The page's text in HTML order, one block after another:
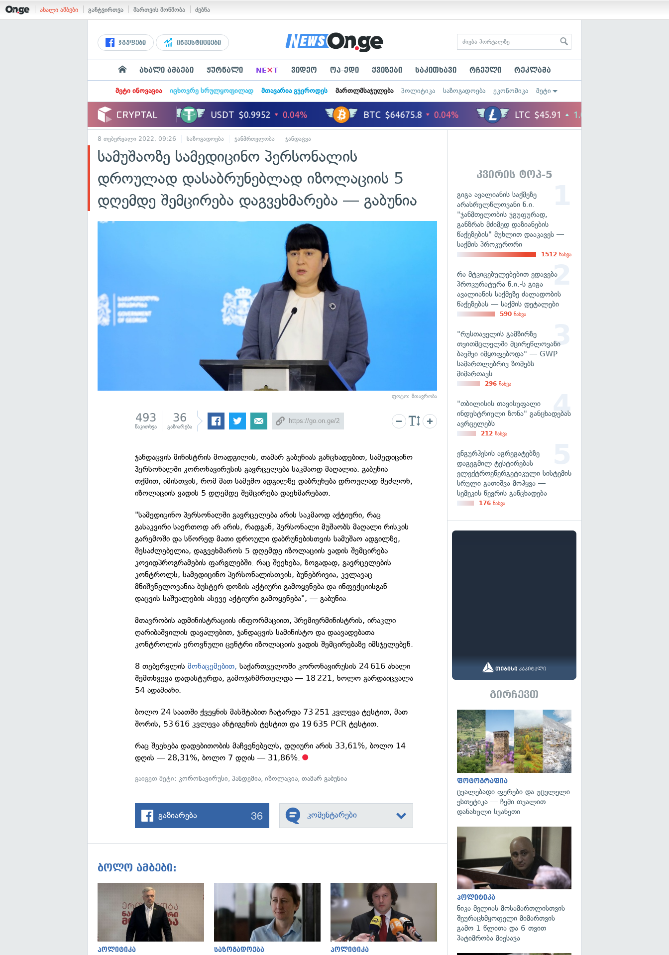
ახალი ამბები განტვირთვა მართვის მოწმობა ძებნა
ჯგუფები ინვესტიციები
ახალი ამბები ჟურნალი NE×T ვიდეო ოპ-ედი ქვიზები საკითხავი რჩეული რეკლამა
მეტი ინოვაცია იცხოვრე სრულყოფილად მთავარია გჯეროდეს მართლმსაჯულება პოლიტიკა საზოგადოება ეკონომიკა მეტი
8 თებერვალი 2022, 09:26 საზოგადოება ჯანმრთელობა ჯანდაცვა
სამუშაოზე სამედიცინო პერსონალის
დროულად დასაბრუნებლად იზოლაციის 5
დღემდე შემცირება დაგვეხმარება — გაბუნია
ფოტო: მთავრობა
493
წაკითხვა
36
გაზიარება
ჯანდაცვის მინისტრის მოადგილის, თამარ გაბუნიას განცხადებით, სამედიცინო
პერსონალში კორონავირუსის გავრცელება საკმაოდ მაღალია. გაბუნია
თქმით, იმისთვის, რომ მათ სამუშო ადგილზე დაბრუნება დროულად შეძლონ,
იზოლაციის ვადის 5 დღემდე შემცირება დაეხმარებათ.
"სამედიცინო პერსონალში გავრცელება არის საკმაოდ აქტიური, რაც
გასაკვირი საერთოდ არ არის, რადგან, პერსონალი მუშაობს მაღალი რისკის
გარემოში და სწორედ მათი დროული დაბრუნებისთვის სამუშაო ადგილზე,
შესაძლებელია, დაგვეხმაროს 5 დღემდე იზოლაციის ვადის შემცირება
კოვიდპროგრამების ფარგლებში. რაც შეეხება, ზოგადად, გავრცელების
კონტროლს, სამედიცინო პერსონალისთვის, ბუნებრივია, კვლავაც
მნიშვნელოვანია ბუსტერ დოზის აქტიური გამოყენება და ინფექციისგან
დაცვის საშუალების ასევე აქტიური გამოყენება", — გაბუნია.
მთავრობის ადმინისტრაციის ინფორმაციით, პრემიერმინისტრის, ირაკლი
ღარიბაშვილის დავალებით, ჯანდაცვის სამინისტო და დაავადებათა
კონტროლის ეროვნული ცენტრი იზოლაციის ვადის შემცირებაზე იმსჯელებენ.
8 თებერვლისმონაცემებით, საქართველოში კორონავირუსის 24 616 ახალი
შემთხვევა დადასტურდა, გამოჯანმრთელდა — 18 221, ხოლო გარდაიცვალა
54 ადამიანი.
ბოლო 24 საათში ქვეყნის მასშტაბით ჩატარდა 73 251 კვლევა ტესტით, მათ
შორის, 53 616 კვლევა ანტიგენის ტესტით და 19 635 PCR ტესტით.
რაც შეეხება დადებითობის მაჩვენებელს, დღიური არის 33,61%, ბოლო 14
დღის — 28,31%, ბოლო 7 დღის — 31,86%.
გაიგეთ მეტი:კორონავირუსი,პანდემია,იზოლაცია,თამარ გაბუნია
გაზიარება 36 კომენტარები
ბოლო ამბები:
გადახედვა
პოლიტიკა საზოგადოება
გადახედვა
პოლიტიკა
კვირის ტოპ-5
გიგა ავალიანის საქმეზე
არასრულწლოვანი ნ.ი.
"ჯანმთელობის ჯგუფურად,
განზრახ მძიმედ დაზიანების
წაქეზების" მუხლით დააკავეს —
საქმის პროკურორი
1512 ნახვა
რა მტკიცებულებებით ედავება
პროკურატურა ნ.ი.-ს გიგა
ავალიანის საქმეზე ძალადობის
წაქეზებას — საქმის დეტალები
590 ნახვა
"რუსთაველის გამზირზე
თვითმცლელში მცირეწლოვანი
ბავშვი იმყოფებოდა" — GWP
სამართლებრივ ზომებს
მიმართავს
296 ნახვა
"თბილისის თავისუფალი
ინდუსტრიული ზონა" განცხადებას
ავრცელებს
212 ნახვა
ენგურჰესის აგრეგატებზე
დაგეგმილ ტესტირებას
ელექტროენერგეტიკული სისტემის
სრული გათიშვა მოჰყვა —
სემეკის წევრის განცხადება
176 ნახვა
გირჩევთ
ფოტოგრაფია
ცვალებადი ფერები და უცვლელი
ესთეტიკა — ჩემი თვალით
დანახული სვანეთი
პოლიტიკა
ნიკა მელიას მოსამართლისთვის
შეურაცხმყოფელი მიმართვის
გამო 1 წლითა და 6 თვით
პატიმრობა მიესაჯა